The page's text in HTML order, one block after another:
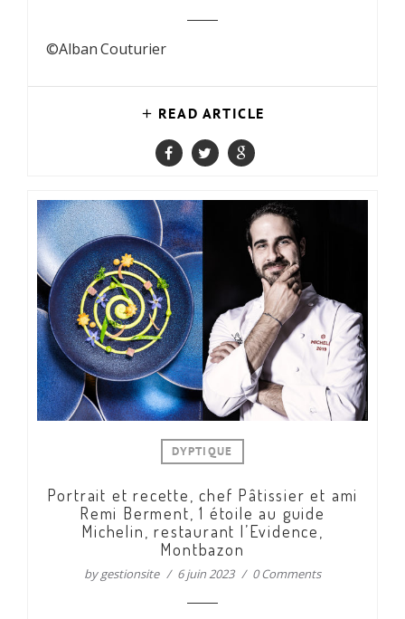
©Alban Couturier
READ ARTICLE
DYPTIQUE
Portrait et recette, chef Pâtissier et ami
Remi Berment, 1 étoile au guide
Michelin, restaurant l’Evidence,
Montbazon
bygestionsite 6 juin 2023 0 Comments